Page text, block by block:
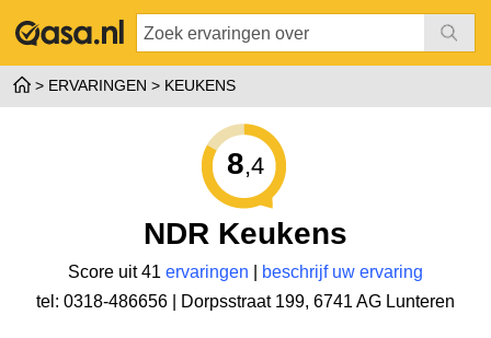
ERVARINGEN KEUKENS
8,4
NDR Keukens
Score uit 41 ervaringen
beschrijf uw ervaring
tel: 0318-486656 |
Dorpsstraat 199, 6741 AG Lunteren